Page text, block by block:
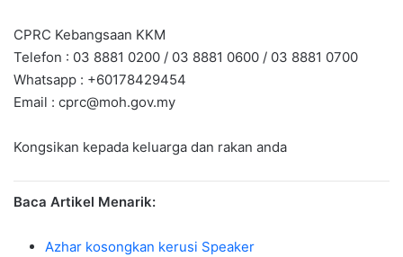
CPRC Kebangsaan KKM
Telefon : 03 8881 0200 / 03 8881 0600 / 03 8881 0700
Whatsapp : +60178429454
Email : cprc@moh.gov.my
Kongsikan kepada keluarga dan rakan anda
Baca Artikel Menarik:
Azhar kosongkan kerusi Speaker